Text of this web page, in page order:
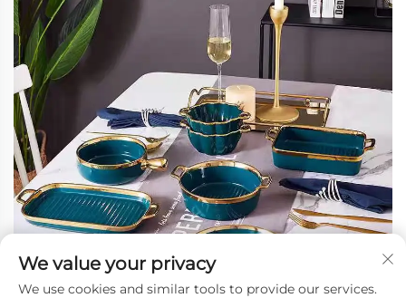
We value your privacy
We use cookies and similar tools to provide our services.